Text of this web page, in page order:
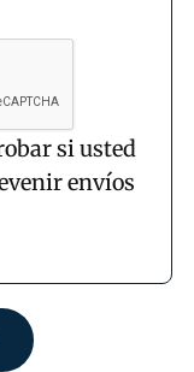
si usted
envíos